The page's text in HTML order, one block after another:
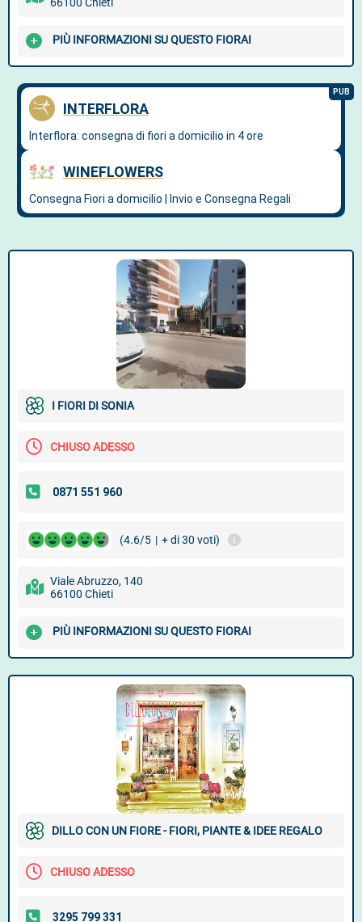
PIÙ INFORMAZIONI SU QUESTO FIORAI
I FIORI DI SONIA
CHIUSO ADESSO
(4.6/5 | + di 30 voti)
Viale Abruzzo, 140
66100 Chieti
PIÙ INFORMAZIONI SU QUESTO FIORAI
DILLO CON UN FIORE - FIORI, PIANTE & IDEE REGALO
CHIUSO ADESSO